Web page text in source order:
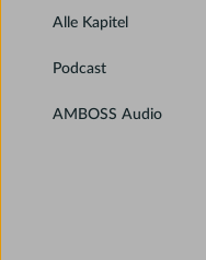
Alle Kapitel
Podcast
AMBOSS Audio